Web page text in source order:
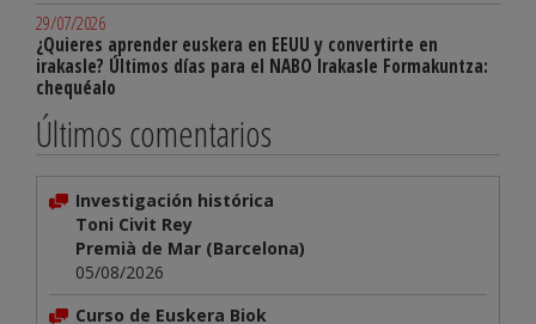
29/07/2026
¿Quieres aprender euskera en EEUU y convertirte en
irakasle? Últimos días para el NABO Irakasle Formakuntza:
chequéalo
Últimos comentarios
Investigación histórica
Toni Civit Rey
Premià de Mar (Barcelona)
05/08/2026
Curso de Euskera Biok